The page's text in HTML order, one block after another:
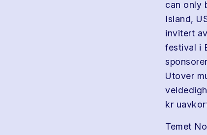
can only
Island,
invitert
festival i
Utover
kr
Temet